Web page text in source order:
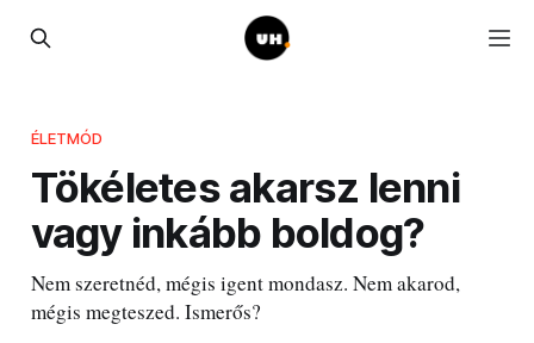
ÉLETMÓD
Tökéletes akarsz lenni
vagy inkább boldog?
Nem szeretnéd, mégis igent mondasz. Nem akarod,
mégis megteszed. Ismerős?